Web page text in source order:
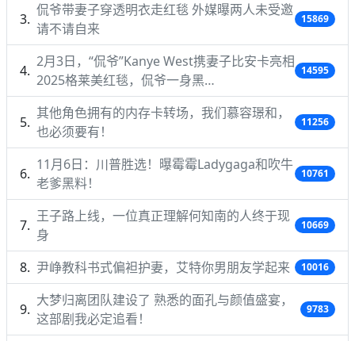
侃爷带妻子穿透明衣走红毯 外媒曝两人未受邀
请不请自来
15869
2月3日，“侃爷”Kanye West携妻子比安卡亮相
2025格莱美红毯，侃爷一身黑…
14595
其他角色拥有的内存卡转场，我们慕容璟和，
也必须要有！
11256
11月6日：川普胜选！曝霉霉Ladygaga和吹牛
老爹黑料！
10761
王子路上线，一位真正理解何知南的人终于现
身
10669
尹峥教科书式偏袒护妻，艾特你男朋友学起来 10016
大梦归离团队建设了 熟悉的面孔与颜值盛宴，
这部剧我必定追看！
9783